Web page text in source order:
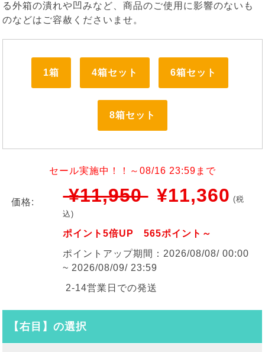
る外箱の潰れや凹みなど、商品のご使用に影響のないも
のなどはご容赦くださいませ。
1箱 4箱セット 6箱セット
8箱セット
セール実施中！！～08/16 23:59まで
価格: ¥11,950 ¥11,360 (税
込)
ポイント5倍UP 565ポイント～
ポイントアップ期間：2026/08/08/ 00:00
~ 2026/08/09/ 23:59
2-14営業日での発送
【右目】の選択